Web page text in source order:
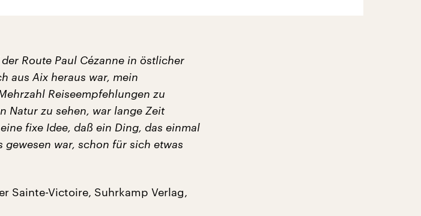
Route Paul Cézanne in östlicher
aus Aix heraus war, mein
Reiseempfehlungen zu
Natur zu sehen, war lange Zeit
fixe Idee, daß ein Ding, das einmal
war, schon für sich etwas
Sainte-Victoire, Suhrkamp Verlag,